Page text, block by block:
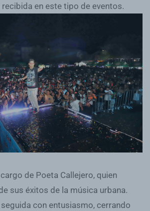
en este tipo de eventos.
de Poeta Callejero, quien
sus éxitos de la música urbana.
con entusiasmo, cerrando